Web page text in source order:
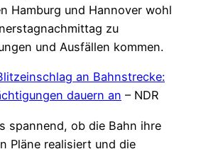
Hamburg und Hannover wohl
zu
und Ausfällen kommen.
an Bahnstrecke:
dauern an – NDR
spannend, ob die Bahn ihre
Pläne realisiert und die